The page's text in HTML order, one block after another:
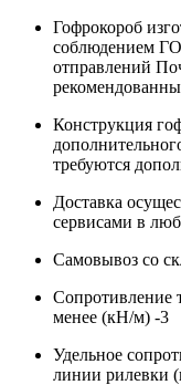
Гофрокороб
соблюдением
отправлений
Конструкция
требуются
Доставка
сервисами в
Самовывоз со
Сопротивление
менее (кН/м) -3
Удельное
линии рилевки